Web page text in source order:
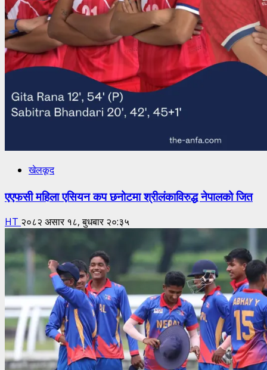
खेलकूद
एएफसी महिला एसियन कप छनोटमा श्रीलंकाविरुद्ध नेपालको जित
HT २०८२ असार १८, बुधबार २०:३५